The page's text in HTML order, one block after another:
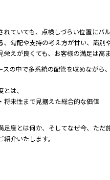
ていても、点検しづらい位置にバ
勾配や支持の考え方が甘い、識別
えが良くても、お客様の満足は高ま
の中で多系統の配管を収めながら
は、
将来性まで見据えた総合的な価値
度とは何か、そしてなぜ今、ただ
介いたします。